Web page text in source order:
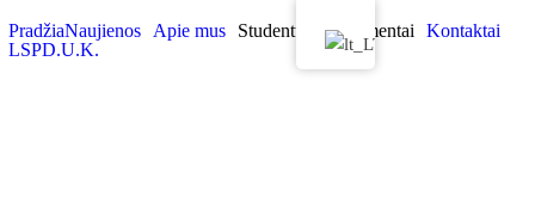
PradžiaNaujienos Apie mus Studentui Dokumentai
Kontaktai
LSPD.U.K.